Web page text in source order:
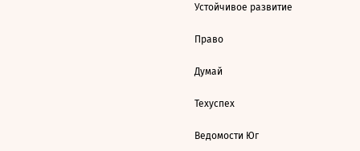
Устойчивое развитие
Право
Думай
Техуспех
Ведомости Юг